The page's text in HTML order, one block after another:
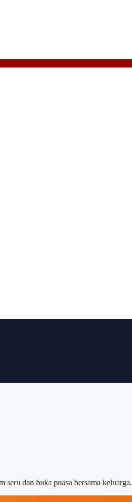
dan buka puasa bersama keluarga.